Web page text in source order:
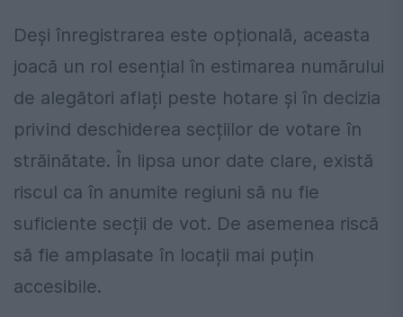
Deși înregistrarea este opțională, aceasta
joacă un rol esențial în estimarea numărului
de alegători aflați peste hotare și în decizia
privind deschiderea secțiilor de votare în
străinătate. În lipsa unor date clare, există
riscul ca în anumite regiuni să nu fie
suficiente secții de vot. De asemenea riscă
să fie amplasate în locații mai puțin
accesibile.